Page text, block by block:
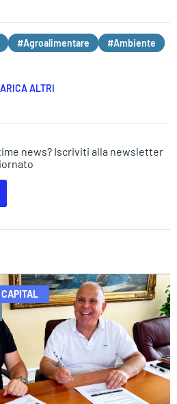
#Agroalimentare
#Ambiente
ALTRI
news? Iscriviti alla newsletter
CAPITAL